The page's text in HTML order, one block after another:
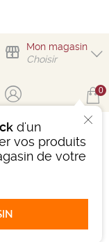
Mon magasin
Choisir
d'un
vos produits
de votre
0
CAVALIER
CAVALIER
de 75 cl